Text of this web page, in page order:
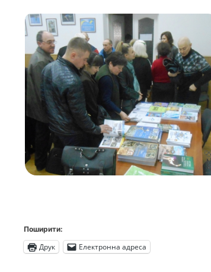
Поширити:
Друк Електронна адреса